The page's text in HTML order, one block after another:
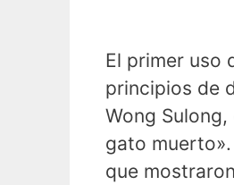
El primer uso
principios de
Wong
gato
que